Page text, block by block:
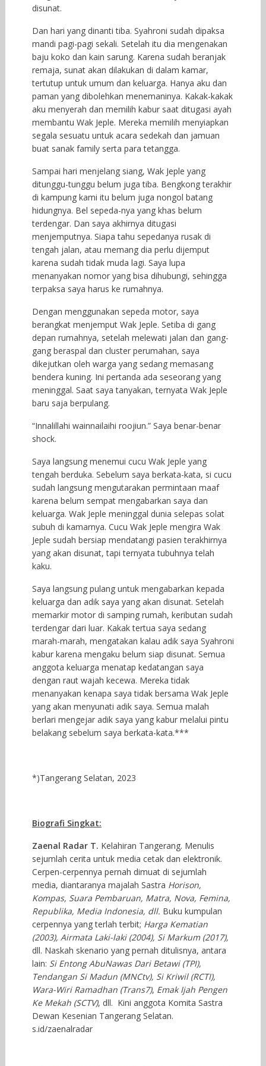
disunat.
Dan hari yang dinanti tiba. Syahroni sudah dipaksa
mandi pagi-pagi sekali. Setelah itu dia mengenakan
baju koko dan kain sarung. Karena sudah beranjak
remaja, sunat akan dilakukan di dalam kamar,
tertutup untuk umum dan keluarga. Hanya aku dan
paman yang dibolehkan menemaninya. Kakak-kakak
aku menyerah dan memilih kabur saat ditugasi ayah
membantu Wak Jeple. Mereka memilih menyiapkan
segala sesuatu untuk acara sedekah dan jamuan
buat sanak family serta para tetangga.
Sampai hari menjelang siang, Wak Jeple yang
ditunggu-tunggu belum juga tiba. Bengkong terakhir
di kampung kami itu belum juga nongol batang
hidungnya. Bel sepeda-nya yang khas belum
terdengar. Dan saya akhirnya ditugasi
menjemputnya. Siapa tahu sepedanya rusak di
tengah jalan, atau memang dia perlu dijemput
karena sudah tidak muda lagi. Saya lupa
menanyakan nomor yang bisa dihubungi, sehingga
terpaksa saya harus ke rumahnya.
Dengan menggunakan sepeda motor, saya
berangkat menjemput Wak Jeple. Setiba di gang
depan rumahnya, setelah melewati jalan dan gang-
gang beraspal dan cluster perumahan, saya
dikejutkan oleh warga yang sedang memasang
bendera kuning. Ini pertanda ada seseorang yang
meninggal. Saat saya tanyakan, ternyata Wak Jeple
baru saja berpulang.
“Innalillahi wainnailaihi roojiun.” Saya benar-benar
shock.
Saya langsung menemui cucu Wak Jeple yang
tengah berduka. Sebelum saya berkata-kata, si cucu
sudah langsung mengutarakan permintaan maaf
karena belum sempat mengabarkan saya dan
keluarga. Wak Jeple meninggal dunia selepas solat
subuh di kamarnya. Cucu Wak Jeple mengira Wak
Jeple sudah bersiap mendatangi pasien terakhirnya
yang akan disunat, tapi ternyata tubuhnya telah
kaku.
Saya langsung pulang untuk mengabarkan kepada
keluarga dan adik saya yang akan disunat. Setelah
memarkir motor di samping rumah, keributan sudah
terdengar dari luar. Kakak tertua saya sedang
marah-marah, mengatakan kalau adik saya Syahroni
kabur karena mengaku belum siap disunat. Semua
anggota keluarga menatap kedatangan saya
dengan raut wajah kecewa. Mereka tidak
menanyakan kenapa saya tidak bersama Wak Jeple
yang akan menyunati adik saya. Semua malah
berlari mengejar adik saya yang kabur melalui pintu
belakang sebelum saya berkata-kata.***
*)Tangerang Selatan, 2023
Biografi Singkat:
Zaenal Radar T. Kelahiran Tangerang. Menulis
sejumlah cerita untuk media cetak dan elektronik.
Cerpen-cerpennya pernah dimuat di sejumlah
media, diantaranya majalah Sastra Horison,
Kompas, Suara Pembaruan, Matra, Nova, Femina,
Republika, Media Indonesia, dll. Buku kumpulan
cerpennya yang terlah terbit; Harga Kematian
(2003), Airmata Laki-laki (2004), Si Markum (2017),
dll. Naskah skenario yang pernah ditulisnya, antara
lain: Si Entong AbuNawas Dari Betawi (TPI),
Tendangan Si Madun (MNCtv), Si Kriwil (RCTI),
Wara-Wiri Ramadhan (Trans7), Emak Ijah Pengen
Ke Mekah (SCTV), dll. Kini anggota Komita Sastra
Dewan Kesenian Tangerang Selatan.
s.id/zaenalradar